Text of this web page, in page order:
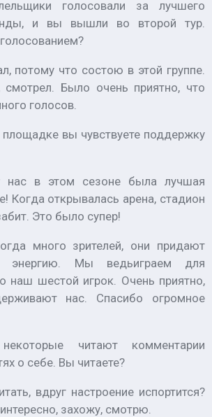
голосовали за лучшего
и вы вышли во второй тур.
потому что состою в этой группе.
смотрел. Было очень приятно, что
голосов.
вы чувствуете поддержку
в этом сезоне была лучшая
Когда открывалась арена, стадион
Это было супер!
много зрителей, они придают
энергию. Мы ведьиграем для
наш шестой игрок. Очень приятно,
нас. Спасибо огромное
читают комментарии
о себе. Вы читаете?
вдруг настроение испортится?
захожу, смотрю.